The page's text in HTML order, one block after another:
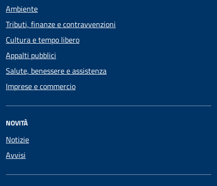
Ambiente
Tributi, finanze e contravvenzioni
Cultura e tempo libero
Appalti pubblici
Salute, benessere e assistenza
Imprese e commercio
NOVITÀ
Notizie
Avvisi